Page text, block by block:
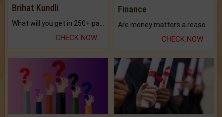
Brihat Kundli
CHECK NOW
Finance
CHECK NOW